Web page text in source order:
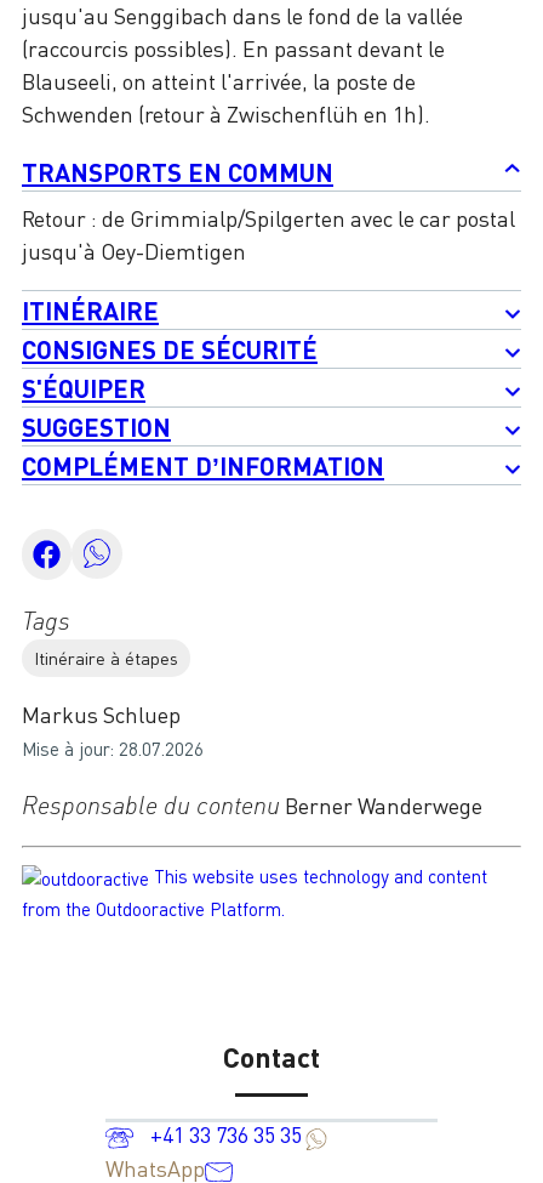
Tags
Itinéraire à étapes
Markus Schluep
Mise à jour: 28.07.2026
Responsable du contenu Berner Wanderwege
This website uses technology and content
from the Outdooractive Platform.
jusqu'au Senggibach dans le fond de la vallée
(raccourcis possibles). En passant devant le
Blauseeli, on atteint l'arrivée, la poste de
Schwenden (retour à Zwischenflüh en 1h).
TRANSPORTS EN COMMUN
Retour : de Grimmialp/Spilgerten avec le car postal
jusqu'à Oey-Diemtigen
ITINÉRAIRE
CONSIGNES DE SÉCURITÉ
S'ÉQUIPER
SUGGESTION
COMPLÉMENT D’INFORMATION
Contact
+41 33 736 35 35
WhatsApp